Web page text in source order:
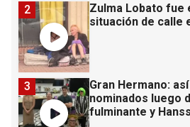
Zulma Lobato fue
situación de calle
2
Gran Hermano:
nominados luego
fulminante y
3